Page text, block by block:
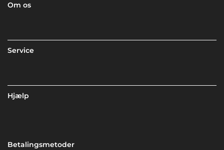
Om os
Service
Hjælp
Betalingsmetoder